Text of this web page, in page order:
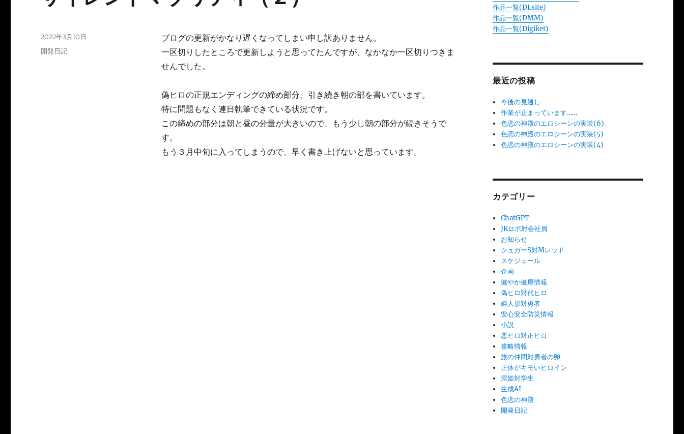
ブログの更新がかなり遅くなってしまい申し訳ありません。
一区切りしたところで更新しようと思ってたんですが、なかなか一区切りつきま
せんでした。
偽ヒロの正規エンディングの締め部分、引き続き朝の部を書いています。
特に問題もなく連日執筆できている状況です。
この締めの部分は朝と昼の分量が大きいので、もう少し朝の部分が続きそうで
す。
もう３月中旬に入ってしまうので、早く書き上げないと思っています。
投
稿
2022年3月10日
カ
開発日記
作品一覧(DLsite)
作品一覧(DMM)
作品一覧(Digiket)
最近の投稿
今後の見通し
作業が止まっています……
色恋の神殿のエロシーンの実装(6)
色恋の神殿のエロシーンの実装(5)
色恋の神殿のエロシーンの実装(4)
カテゴリー
ChatGPT
JKロボ対会社員
お知らせ
シュガーS対Mレッド
スケジュール
企画
健やか健康情報
偽ヒロ対代ヒロ
姫人形対勇者
安心安全防災情報
小説
悪ヒロ対正ヒロ
攻略情報
旅の仲間対勇者の卵
正体がキモいヒロイン
淫姫対学生
生成AI
色恋の神殿
開発日記